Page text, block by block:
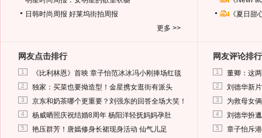
日韩时尚周报 好莱坞街拍周报
更多 >>
《夏日
网友点击排行
1 《比利林恩》首映 章子怡范冰冰冯小刚捧场红毯
2 独家：买菜也要拗造型！金星携女逛街有派头
3 京东和奶茶哪个更重要？刘强东的回答全场大笑！
4 杨威晒照庆祝结婚8周年 杨阳洋轻抚妈妈孕肚
5 艳压群芳！唐嫣修身长裙现身活动 仙气儿足
网友评论排行
1 董卿：这
2 刘德华新
3 为救母女
4 刘德华扮
5 章子怡斥